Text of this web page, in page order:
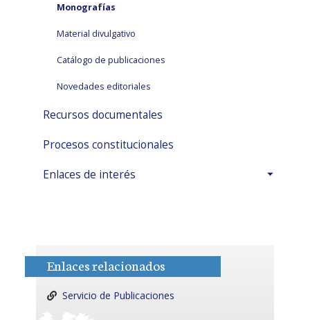
Monografías
Material divulgativo
Catálogo de publicaciones
Novedades editoriales
Recursos documentales
Procesos constitucionales
Enlaces de interés
Enlaces relacionados
Servicio de Publicaciones